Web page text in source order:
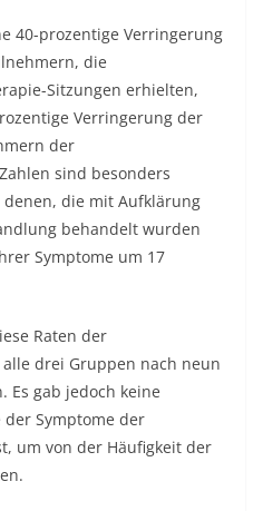
40-prozentige Verringerung
die
Sitzungen erhielten,
Verringerung der
der
sind besonders
die mit Aufklärung
behandelt wurden
Symptome um 17
Raten der
drei Gruppen nach neun
Es gab jedoch keine
Symptome der
um von der Häufigkeit der